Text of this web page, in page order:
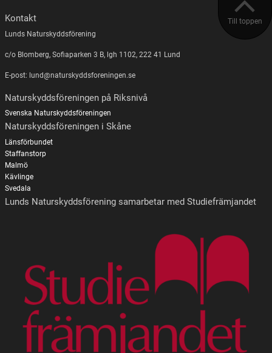
Till toppen
Kontakt
Lunds Naturskyddsförening
c/o Blomberg, Sofiaparken 3 B, lgh 1102, 222 41 Lund
E-post: lund@naturskyddsforeningen.se
Naturskyddsföreningen på Riksnivå
Svenska Naturskyddsföreningen
Naturskyddsföreningen i Skåne
Länsförbundet
Staffanstorp
Malmö
Kävlinge
Svedala
Lunds Naturskyddsförening samarbetar med Studiefrämjandet